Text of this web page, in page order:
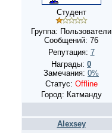
Студент
Группа: Пользователи
Сообщений: 76
Репутация: 7
Награды: 0
Замечания: 0%
Статус: Offline
Город: Катманду
Alexsey